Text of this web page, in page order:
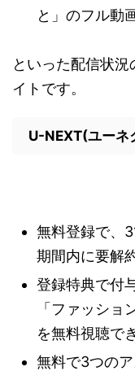
と」のフル動
といった配信状
イトです。
U-NEXT(ユーネ
無料登録で、
期間内に要解
登録特典で付
「ファッショ
を無料視聴で
無料で3つの